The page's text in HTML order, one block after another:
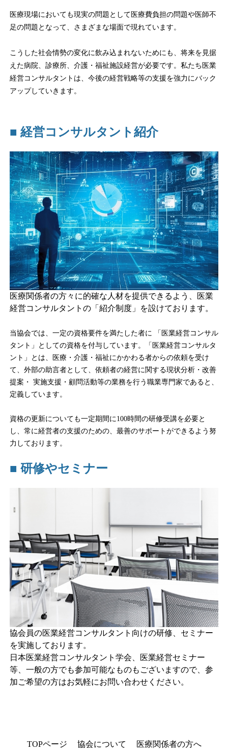
医療現場においても現実の問題として医療費負担の問題や医師不
足の問題となって、さまざまな場面で現れています。
こうした社会情勢の変化に飲み込まれないためにも、将来を見据
えた病院、診療所、介護・福祉施設経営が必要です。私たち医業
経営コンサルタントは、今後の経営戦略等の支援を強力にバック
アップしていきます。
■ 経営コンサルタント紹介
医療関係者の方々に的確な人材を提供できるよう、医業
経営コンサルタントの「紹介制度」を設けております。
当協会では、一定の資格要件を満たした者に 「医業経営コンサル
タント」としての資格を付与しています。「医業経営コンサルタ
ント」とは、医療・介護・福祉にかかわる者からの依頼を受け
て、外部の助言者として、依頼者の経営に関する現状分析・改善
提案・ 実施支援・顧問活動等の業務を行う職業専門家であると、
定義しています。
資格の更新についても一定期間に100時間の研修受講を必要と
し、常に経営者の支援のための、最善のサポートができるよう努
力しております。
■ 研修やセミナー
協会員の医業経営コンサルタント向けの研修、セミナー
を実施しております。
日本医業経営コンサルタント学会、医業経営セミナー
等、一般の方でも参加可能なものもございますので、参
加ご希望の方はお気軽にお問い合わせください。
TOPページ 協会について 医療関係者の方へ